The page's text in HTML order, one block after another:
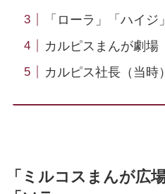
「ローラ」「ハイジ
カルピスまんが劇場
カルピス社長（当時
「ミルコスまんが広